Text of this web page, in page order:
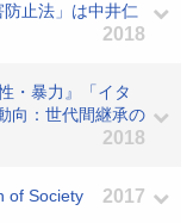
止法」は中井仁
2018
・暴力』「イタ
向：世代間継承の
2018
of Society 2017